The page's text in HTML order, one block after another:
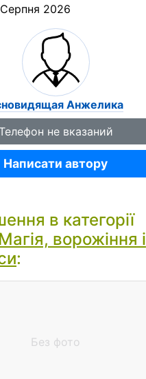
2026
Анжелика
Телефон не вказаний
Написати автору
в категорії
Магія, ворожіння і
:
Без фото